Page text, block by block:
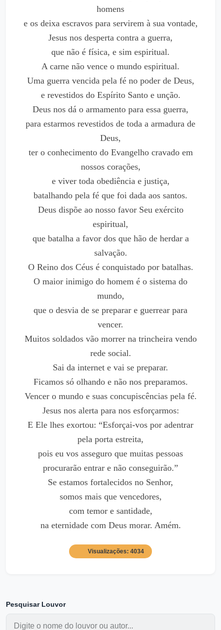
homens
e os deixa escravos para servirem à sua vontade,
Jesus nos desperta contra a guerra,
que não é física, e sim espiritual.
A carne não vence o mundo espiritual.
Uma guerra vencida pela fé no poder de Deus,
e revestidos do Espírito Santo e unção.
Deus nos dá o armamento para essa guerra,
para estarmos revestidos de toda a armadura de
Deus,
ter o conhecimento do Evangelho cravado em
nossos corações,
e viver toda obediência e justiça,
batalhando pela fé que foi dada aos santos.
Deus dispõe ao nosso favor Seu exército
espiritual,
que batalha a favor dos que hão de herdar a
salvação.
O Reino dos Céus é conquistado por batalhas.
O maior inimigo do homem é o sistema do
mundo,
que o desvia de se preparar e guerrear para
vencer.
Muitos soldados vão morrer na trincheira vendo
rede social.
Sai da internet e vai se preparar.
Ficamos só olhando e não nos preparamos.
Vencer o mundo e suas concupiscências pela fé.
Jesus nos alerta para nos esforçarmos:
E Ele lhes exortou: “Esforçai-vos por adentrar
pela porta estreita,
pois eu vos asseguro que muitas pessoas
procurarão entrar e não conseguirão.”
Se estamos fortalecidos no Senhor,
somos mais que vencedores,
com temor e santidade,
na eternidade com Deus morar. Amém.
Visualizações: 4034
Pesquisar Louvor